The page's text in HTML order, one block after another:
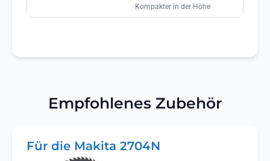
Kompakter in der Höhe
Empfohlenes Zubehör
Für die Makita 2704N